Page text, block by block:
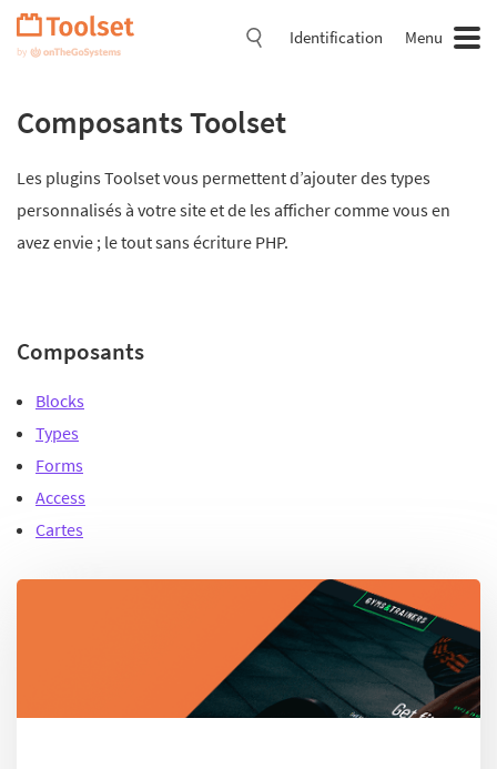
Passer
navigation
Identification Menu
Composants Toolset
Les plugins Toolset vous permettent d’ajouter des types
personnalisés à votre site et de les afficher comme vous en
avez envie ; le tout sans écriture PHP.
Composants
Blocks
Types
Forms
Access
Cartes